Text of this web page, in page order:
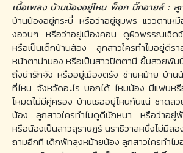
เนื้อเพลง บ้านน้องอยู่ไหน พ็อก บิ๊กอายส์ : ลู
บ้านน้องอยู่กระบี่ หรือว่าอยู่ชุมพร แววตาเห
งอวบๆ หรือว่าอยู่เมืองคอน ดูผิวพรรณเฉิด
หรือเป็นเด็กบ้านส้อง ลูกสาวใครทำไมอยู่ดีร
หน้าตาน่ามอง หรือเป็นสาวปัตตานี ยิ้มสวยพัน
ถึงน่ารักจัง หรืออยู่เมืองตรัง ช่ายหม้าย บ้า
ที่ไหน จังหวัดอะไร บอกได้ ไหมน้อง มีแฟนห
โหมดไม่มีคู่ครอง บ้านเธออยู่ไหนกันแน่ ชาดส
น้อง ลูกสาวใครทำไมดูดีนักหนา หรือว่าอยู่
หรือน้องเป็นสาวสุราษฎร์ นราธิวาสหนึ่งไม่มีส
ถามอีกที เด็กพัทลุงหม้ายน้อง ลูกสาวใครทำไม